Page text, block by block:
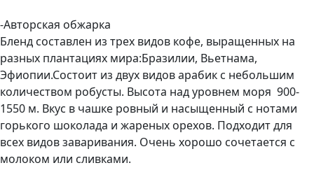
-Авторская обжарка
Бленд составлен из трех видов кофе, выращенных на
разных плантациях мира:Бразилии, Вьетнама,
Эфиопии.Состоит из двух видов арабик с небольшим
количеством робусты. Высота над уровнем моря 900-
1550 м. Вкус в чашке ровный и насыщенный с нотами
горького шоколада и жареных орехов. Подходит для
всех видов заваривания. Очень хорошо сочетается с
молоком или сливками.